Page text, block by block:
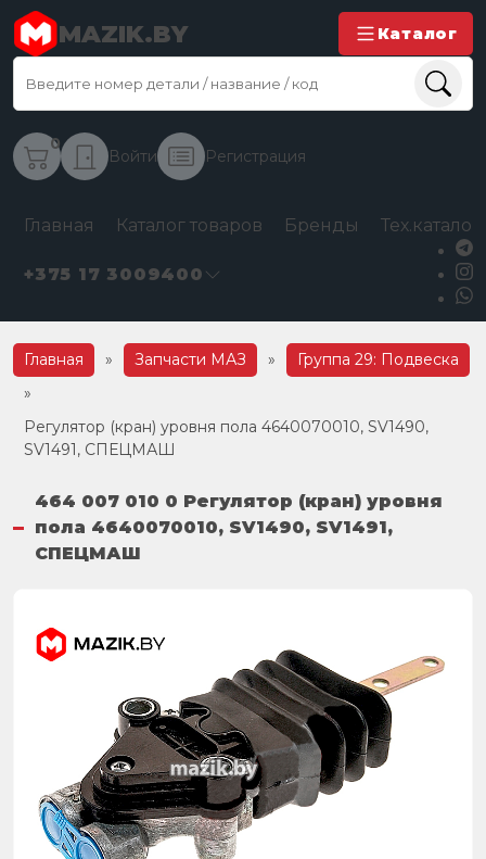
MAZIK.BY Каталог
0
Войти Регистрация
Главная Каталог товаров Бренды
+375 17 3009400
Главная » Запчасти МАЗ »
Группа 29: Подвеска
»
Регулятор (кран) уровня пола 4640070010, SV1490,
SV1491, СПЕЦМАШ
464 007 010 0 Регулятор (кран) уровня
пола 4640070010, SV1490, SV1491,
СПЕЦМАШ